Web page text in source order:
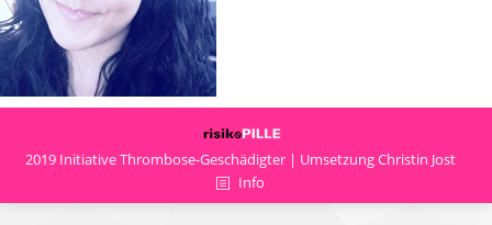
2019 Initiative Thrombose-Geschädigter | Umsetzung Christin Jost
Info